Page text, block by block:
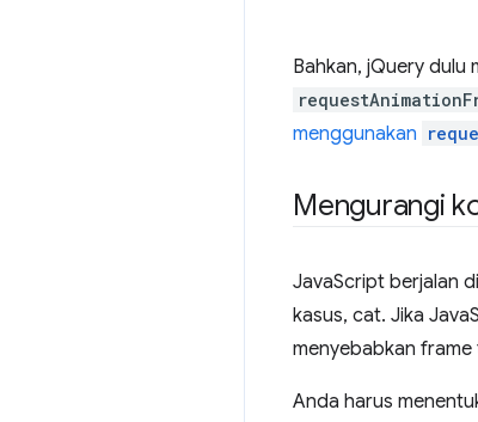
Bahkan, jQuery dulu
menggunakan
Mengurangi
JavaScript berjalan
kasus, cat. Jika
menyebabkan frame
Anda harus